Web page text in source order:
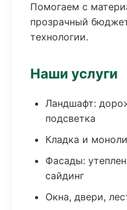
Помогаем с
прозрачный
технологии.
Наши услуги
Ландшафт:
подсветка
Кладка и
Фасады:
сайдинг
Окна, двери,